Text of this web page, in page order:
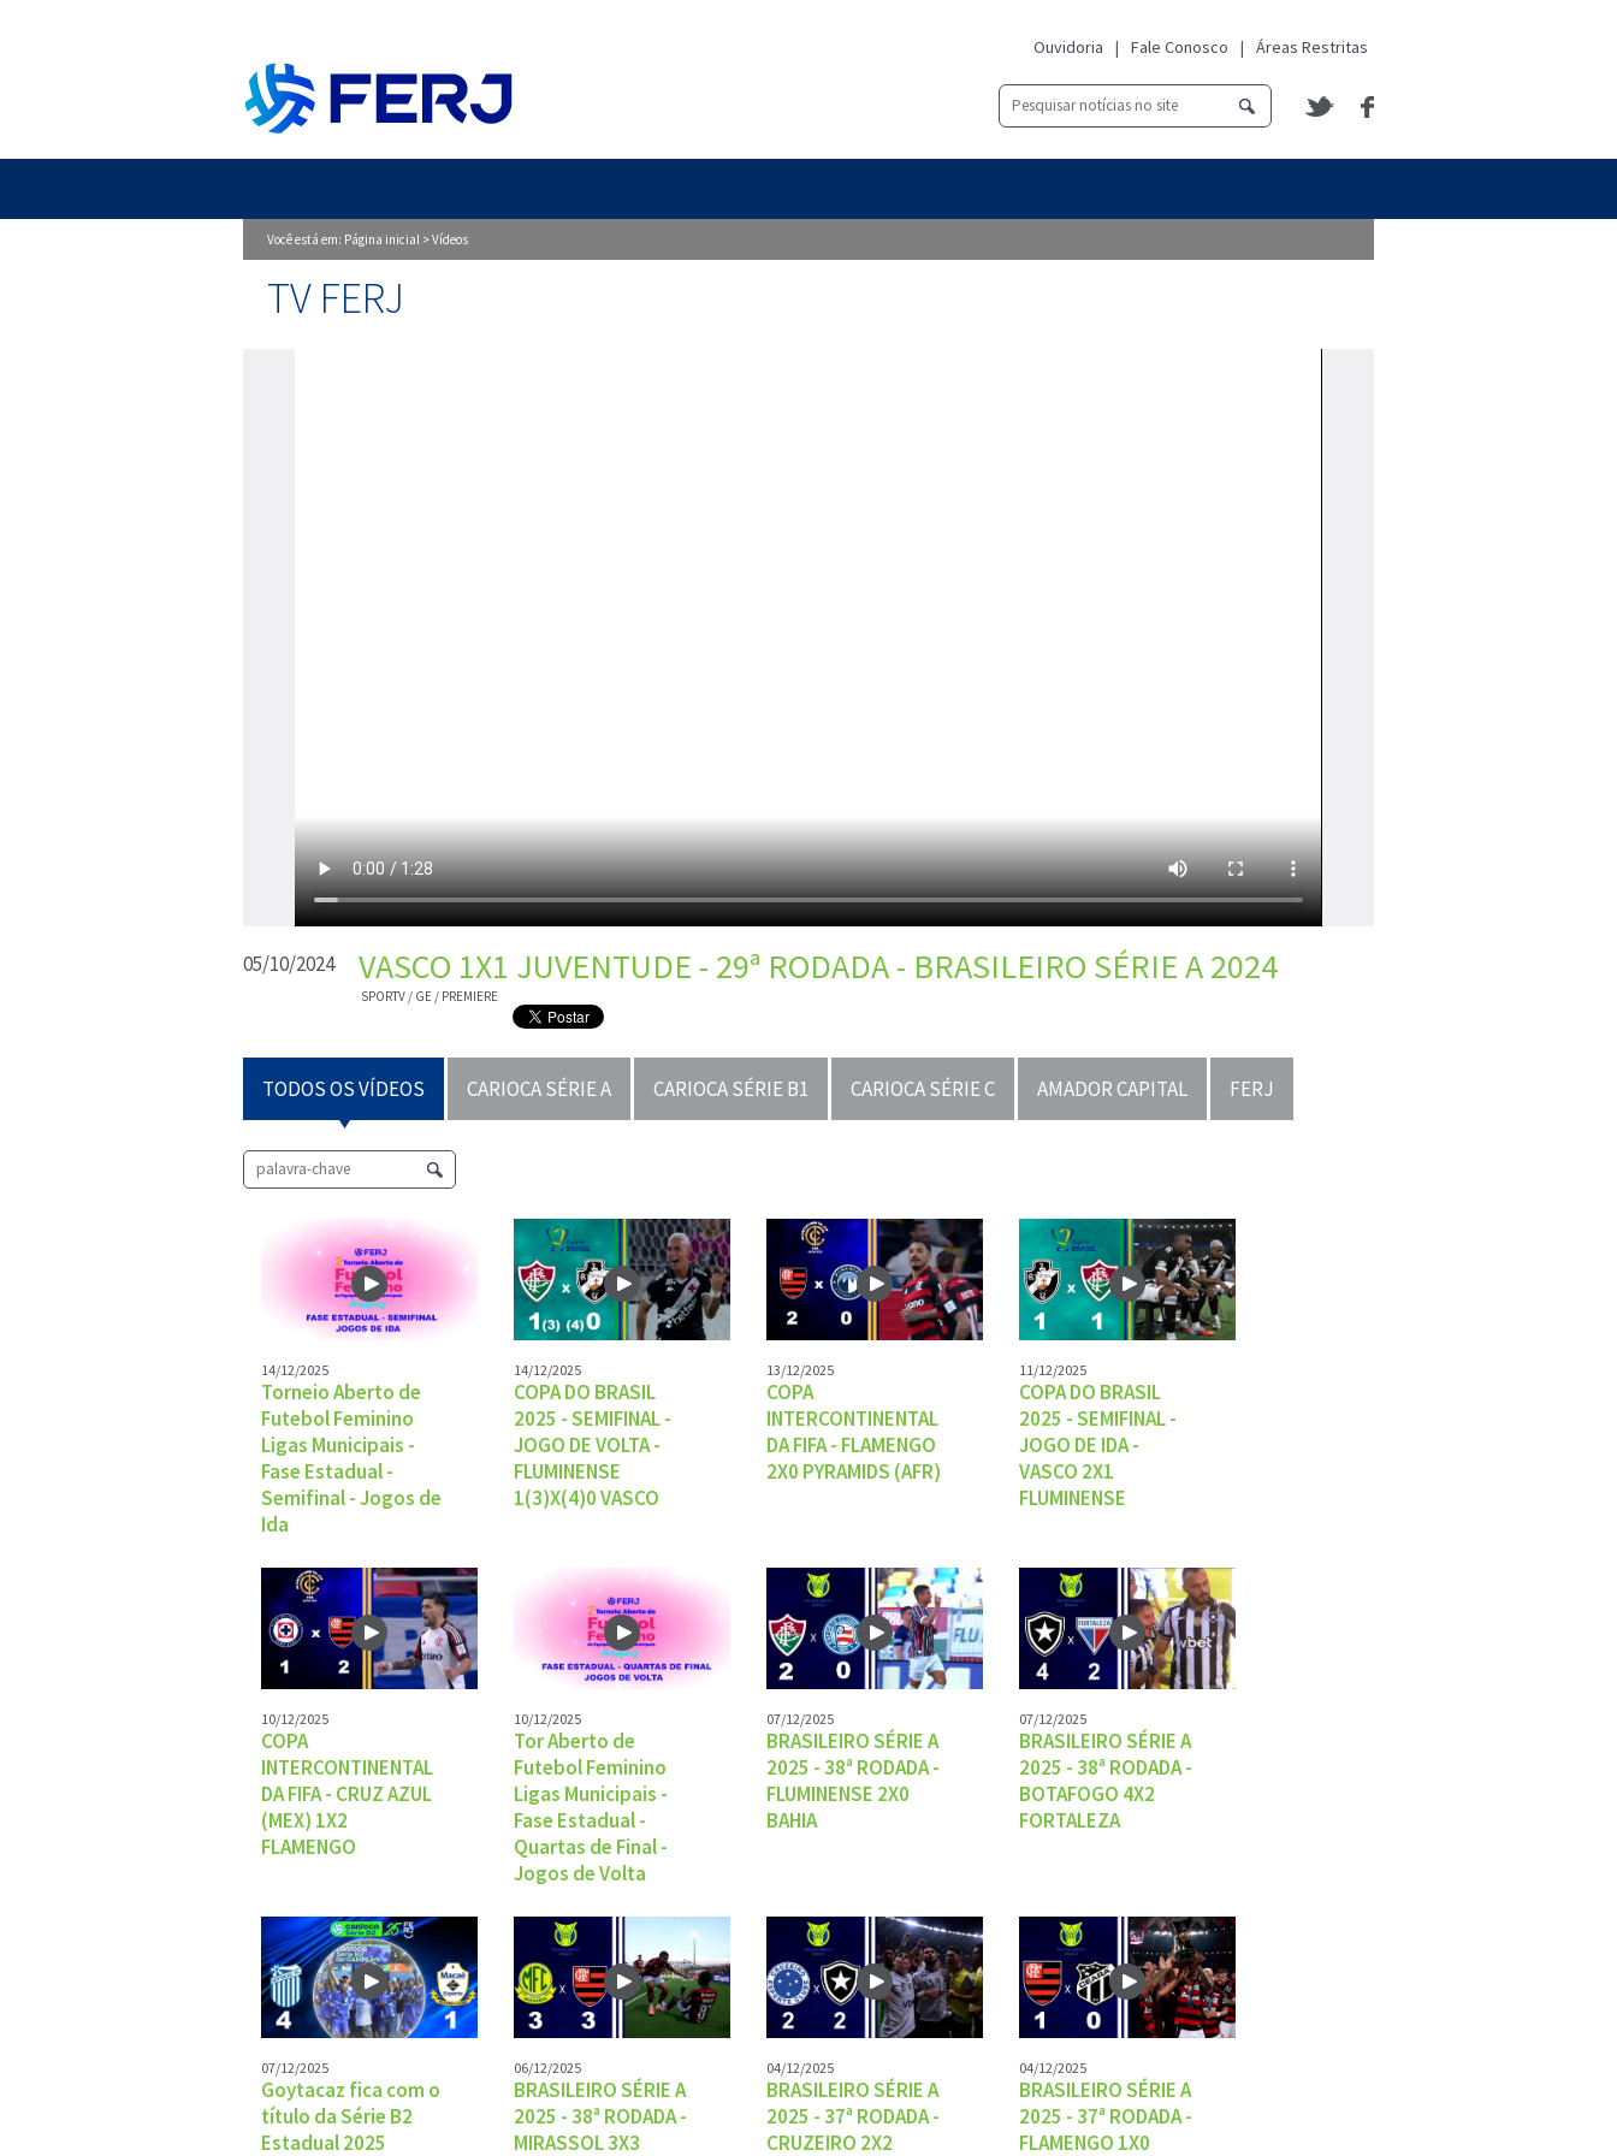
Ouvidoria | Fale Conosco | Áreas Restritas
Você está em: Página inicial >Vídeos
TV FERJ
05/10/2024 VASCO 1X1 JUVENTUDE - 29ª RODADA - BRASILEIRO SÉRIE A 2024
SPORTV / GE / PREMIERE
TODOS OS VÍDEOS CARIOCA SÉRIE A CARIOCA SÉRIE B1 CARIOCA SÉRIE C AMADOR CAPITAL FERJ
14/12/2025
Torneio Aberto de
Futebol Feminino
Ligas Municipais -
Fase Estadual -
Semifinal - Jogos de
Ida
14/12/2025
COPA DO BRASIL
2025 - SEMIFINAL -
JOGO DE VOLTA -
FLUMINENSE
1(3)X(4)0 VASCO
13/12/2025
COPA
INTERCONTINENTAL
DA FIFA - FLAMENGO
2X0 PYRAMIDS (AFR)
11/12/2025
COPA DO BRASIL
2025 - SEMIFINAL -
JOGO DE IDA -
VASCO 2X1
FLUMINENSE
10/12/2025
COPA
INTERCONTINENTAL
DA FIFA - CRUZ AZUL
(MEX) 1X2
FLAMENGO
10/12/2025
Tor Aberto de
Futebol Feminino
Ligas Municipais -
Fase Estadual -
Quartas de Final -
Jogos de Volta
07/12/2025
BRASILEIRO SÉRIE A
2025 - 38ª RODADA -
FLUMINENSE 2X0
BAHIA
07/12/2025
BRASILEIRO SÉRIE A
2025 - 38ª RODADA -
BOTAFOGO 4X2
FORTALEZA
07/12/2025
Goytacaz fica com o
título da Série B2
Estadual 2025
06/12/2025
BRASILEIRO SÉRIE A
2025 - 38ª RODADA -
MIRASSOL 3X3
04/12/2025
BRASILEIRO SÉRIE A
2025 - 37ª RODADA -
CRUZEIRO 2X2
04/12/2025
BRASILEIRO SÉRIE A
2025 - 37ª RODADA -
FLAMENGO 1X0